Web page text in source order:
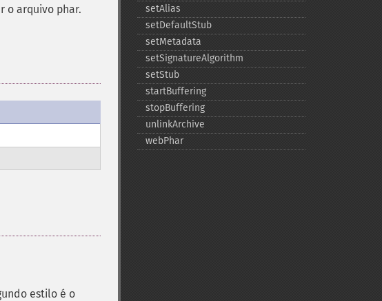
o arquivo phar.
estilo é o
setAlias
setDefaultStub
setMetadata
setSignatureAlgorithm
setStub
startBuffering
stopBuffering
unlinkArchive
webPhar